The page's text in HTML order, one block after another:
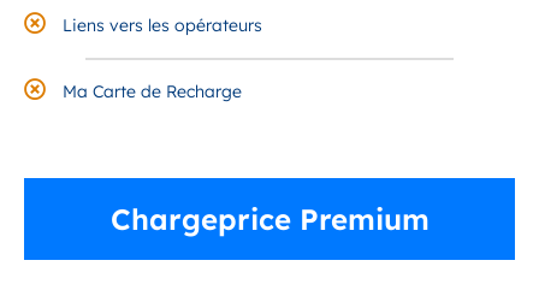
Liens vers les opérateurs
Ma Carte de Recharge
Chargeprice Premium